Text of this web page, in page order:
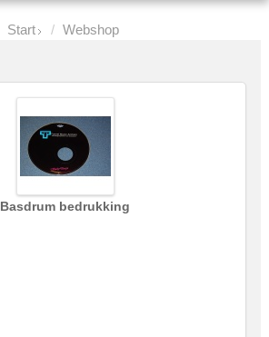
Start Webshop
Basdrum bedrukking